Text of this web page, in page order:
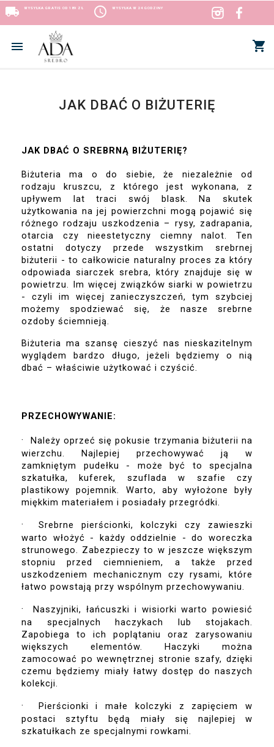
local_shipping WYSYŁKA GRATIS OD 189 ZŁ access_time WYSYŁKA W 24 GODZINY
 shopping_cart
JAK DBAĆ O BIŻUTERIĘ
JAK DBAĆ O SREBRNĄ BIŻUTERIĘ?
Biżuteria ma o do siebie, że niezależnie od
rodzaju kruszcu, z którego jest wykonana, z
upływem lat traci swój blask. Na skutek
użytkowania na jej powierzchni mogą pojawić się
różnego rodzaju uszkodzenia – rysy, zadrapania,
otarcia czy nieestetyczny ciemny nalot. Ten
ostatni dotyczy przede wszystkim srebrnej
biżuterii - to całkowicie naturalny proces za który
odpowiada siarczek srebra, który znajduje się w
powietrzu. Im więcej związków siarki w powietrzu
- czyli im więcej zanieczyszczeń, tym szybciej
możemy spodziewać się, że nasze srebrne
ozdoby ściemnieją.
Biżuteria ma szansę cieszyć nas nieskazitelnym
wyglądem bardzo długo, jeżeli będziemy o nią
dbać – właściwie użytkować i czyścić.
PRZECHOWYWANIE:
·
Należy oprzeć się pokusie trzymania biżuterii na
wierzchu. Najlepiej przechowywać ją w
zamkniętym pudełku - może być to specjalna
szkatułka, kuferek, szuflada w szafie czy
plastikowy pojemnik. Warto, aby wyłożone były
miękkim materiałem i posiadały przegródki.
·
Srebrne pierścionki, kolczyki czy zawieszki
warto włożyć - każdy oddzielnie - do woreczka
strunowego. Zabezpieczy to w jeszcze większym
stopniu przed ciemnieniem, a także przed
uszkodzeniem mechanicznym czy rysami, które
łatwo powstają przy wspólnym przechowywaniu.
·
Naszyjniki, łańcuszki i wisiorki warto powiesić
na specjalnych haczykach lub stojakach.
Zapobiega to ich poplątaniu oraz zarysowaniu
większych elementów. Haczyki można
zamocować po wewnętrznej stronie szafy, dzięki
czemu będziemy miały łatwy dostęp do naszych
kolekcji.
·
Pierścionki i małe kolczyki z zapięciem w
postaci sztyftu będą miały się najlepiej w
szkatułkach ze specjalnymi rowkami.